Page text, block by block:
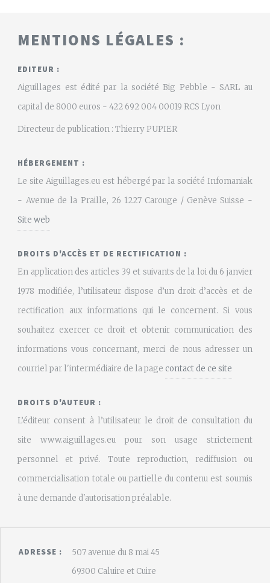
MENTIONS LÉGALES :
EDITEUR :
Aiguillages est édité par la société Big Pebble - SARL au
capital de 8000 euros - 422 692 004 00019 RCS Lyon
Directeur de publication : Thierry PUPIER
HÉBERGEMENT :
Le site Aiguillages.eu est hébergé par la société Infomaniak
- Avenue de la Praille, 26 1227 Carouge / Genève Suisse -
Site web
DROITS D'ACCÈS ET DE RECTIFICATION :
En application des articles 39 et suivants de la loi du 6 janvier
1978 modifiée, l’utilisateur dispose d’un droit d’accès et de
rectification aux informations qui le concernent. Si vous
souhaitez exercer ce droit et obtenir communication des
informations vous concernant, merci de nous adresser un
courriel par l'intermédiaire de la page contact de ce site
DROITS D'AUTEUR :
L’éditeur consent à l’utilisateur le droit de consultation du
site www.aiguillages.eu pour son usage strictement
personnel et privé. Toute reproduction, rediffusion ou
commercialisation totale ou partielle du contenu est soumis
à une demande d'autorisation préalable.
ADRESSE :
507 avenue du 8 mai 45
69300 Caluire et Cuire